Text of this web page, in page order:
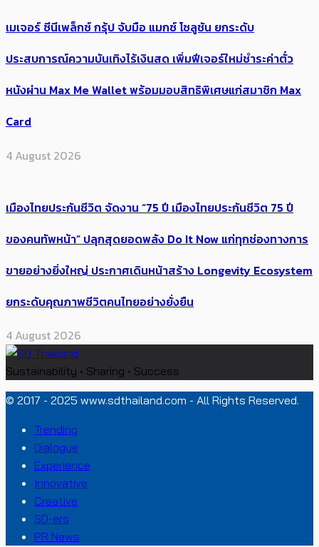
เมเจอร์ ซีนีเพล็กซ์ กรุ้ป จับมือ แมกซ์ โซลูชัน ยกระดับ
ประสบการณ์ความบันเทิงไร้เงินสด เพิ่มฟีเจอร์ใหม่ชำระค่าตั๋ว
หนังผ่าน Max Me Wallet พร้อมมอบสิทธิพิเศษแก่สมาชิก Max
Card
4 August 2026
เมืองไทยประกันชีวิต จัดงาน “75 ปี เมืองไทยประกันชีวิต 75 ปี
ของคนทัพหน้า” ปลุกสุดยอดพลัง Do It Now แก่ทุกช่องทางการ
ขายอย่างยิ่งใหญ่ ประกาศเดินหน้าสร้าง Longevity Ecosystem
ยกระดับคุณภาพชีวิตคนไทยอย่างยั่งยืน
4 August 2026
Sustainability • Sharing • Success
© 2017 - 2025 www.sdthailand.com - All Rights Reserved.
Trending
Dialogue
Experience
Innovative
Creative
SD-ers
PR News